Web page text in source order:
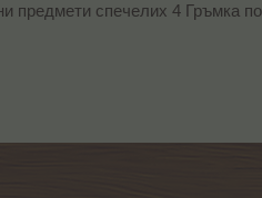
предмети спечелих 4 Гръмка